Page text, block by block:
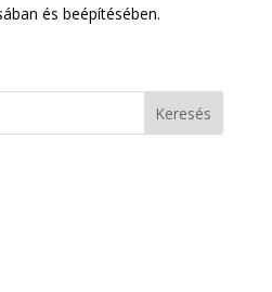
és beépítésében.